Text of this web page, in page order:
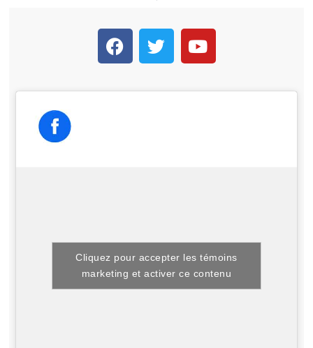
Cliquez pour accepter les témoins
marketing et activer ce contenu